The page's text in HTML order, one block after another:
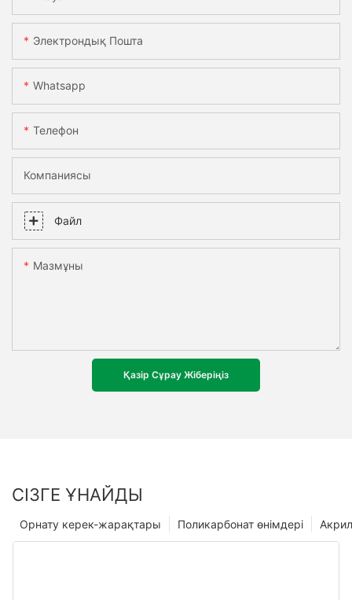
Электрондық Пошта
Whatsapp
Телефон
Компаниясы
Файл
Мазмұны
Қазір Сұрау Жіберіңіз
СІЗГЕ ҰНАЙДЫ
Поликарбонат өнімдері
Орнату керек-жарақтары